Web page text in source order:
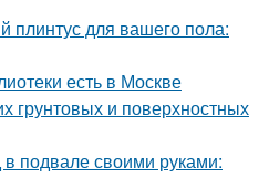
плинтус для вашего пола:
есть в Москве
грунтовых и поверхностных
подвале своими руками: